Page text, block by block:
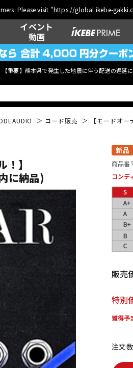
Please visit "https://global.ikebe-
イベント
動画
【重要】熊本県で発生した地震に伴う配送の遅延
管楽器
DTM オンラ
イン納品
コード販売 【モードオ
】
に納品)
新品
商品番
コンデ
販売
特別
獲得予
注文数